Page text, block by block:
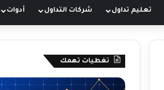
تعليم تداول شركات التداول أدوات
تغطيات تهمك